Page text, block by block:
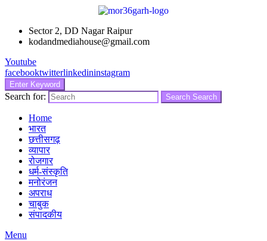
Sector 2, DD Nagar Raipur
kodandmediahouse@gmail.com
Youtube
facebooktwitterlinkedininstagram
Enter Keyword
Search for: Search Search
Home
भारत
छत्तीसगढ़
व्यापार
रोजगार
धर्म-संस्कृति
मनोरंजन
अपराध
चाबुक
संपादकीय
Menu